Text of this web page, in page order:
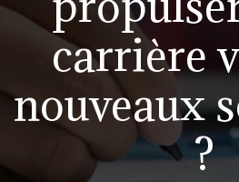
carrière
nouveaux
?